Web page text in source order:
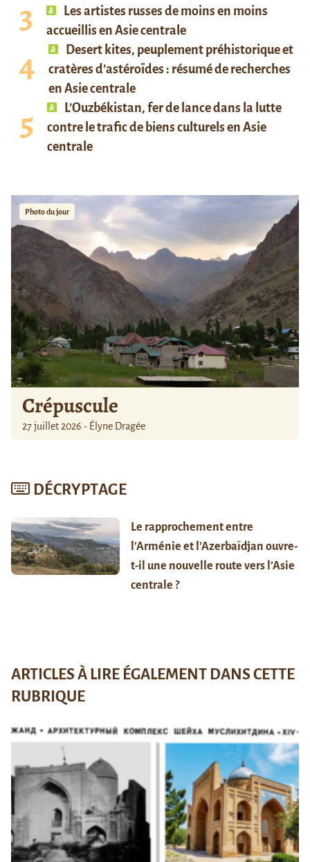
Les artistes russes de moins en moins
accueillis en Asie centrale
Desert kites, peuplement préhistorique et
cratères d’astéroïdes : résumé de recherches
en Asie centrale
L’Ouzbékistan, fer de lance dans la lutte
contre le trafic de biens culturels en Asie
centrale
Photo du jour
Crépuscule
27 juillet 2026 - Élyne Dragée
DÉCRYPTAGE
Le rapprochement entre
l’Arménie et l’Azerbaïdjan ouvre-
t-il une nouvelle route vers l’Asie
centrale ?
ARTICLES À LIRE ÉGALEMENT DANS CETTE
RUBRIQUE